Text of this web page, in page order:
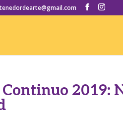
2019: